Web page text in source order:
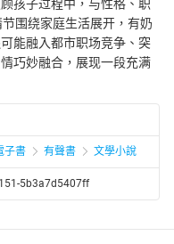
孩子过程中，与性格、职
围绕家庭生活展开，有奶
能融入都市职场竞争、突
巧妙融合，展现一段充满
子書 有聲書 文學小說
5b3a7d5407ff